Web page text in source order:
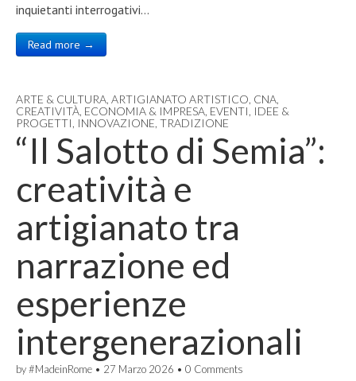
inquietanti interrogativi…
Read more →
ARTE & CULTURA ARTIGIANATO ARTISTICO CNA
CREATIVITÀ ECONOMIA & IMPRESA EVENTI IDEE &
PROGETTI INNOVAZIONE TRADIZIONE
“Il Salotto di Semia”:
creatività e
artigianato tra
narrazione ed
esperienze
intergenerazionali
by#MadeinRome • 27 Marzo 2026 • 0 Comments